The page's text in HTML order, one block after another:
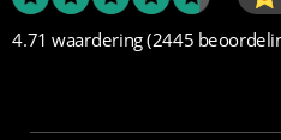
4.71 waardering(2445